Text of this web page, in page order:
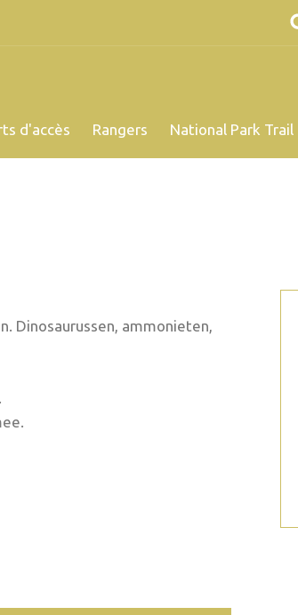
d'accès Rangers National Park Trail
Dinosaurussen, ammonieten,